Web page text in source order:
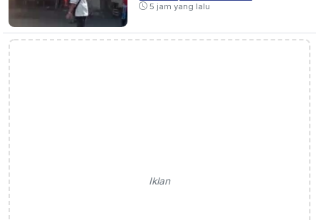
5 jam yang lalu
Iklan